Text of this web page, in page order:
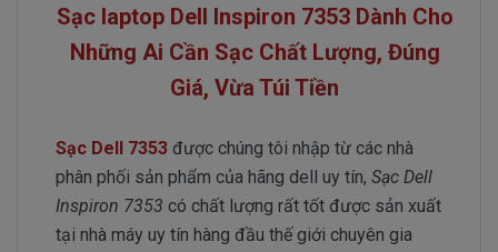
Sạc laptop Dell Inspiron 7353 Dành Cho
Những Ai Cần Sạc Chất Lượng, Đúng
Giá, Vừa Túi Tiền
Sạc Dell 7353 được chúng tôi nhập từ các nhà
phân phối sản phẩm của hãng dell uy tín, Sạc Dell
Inspiron 7353 có chất lượng rất tốt được sản xuất
tại nhà máy uy tín hàng đầu thế giới chuyên gia